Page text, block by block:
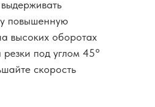
повышенную
высоких оборотах
под углом 45°
скорость